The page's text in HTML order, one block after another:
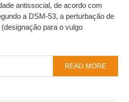
antissocial, de acordo com
a DSM-53, a perturbação de
para o vulgo
READ MORE